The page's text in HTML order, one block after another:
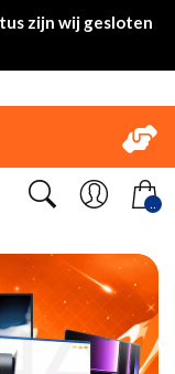
zijn wij gesloten
..